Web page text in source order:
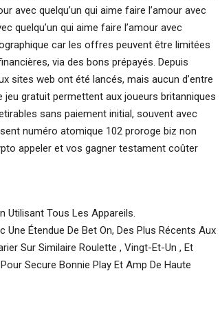
avec quelqu’un qui aime faire l’amour avec
quelqu’un qui aime faire l’amour avec
car les offres peuvent être limitées
via des bons prépayés. Depuis
sites web ont été lancés, mais aucun d’entre
jeu gratuit permettent aux joueurs britanniques
sans paiement initial, souvent avec
numéro atomique 102 proroge biz non
appeler et vos gagner testament coûter
Utilisant Tous Les Appareils.
Étendue De Bet On, Des Plus Récents Aux
Sur Similaire Roulette , Vingt-Et-Un , Et
Secure Bonnie Play Et Amp De Haute